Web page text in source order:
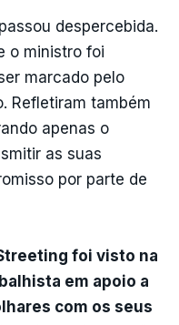
despercebida.
o ministro foi
marcado pelo
Refletiram também
apenas o
as suas
por parte de
foi visto na
em apoio a
com os seus